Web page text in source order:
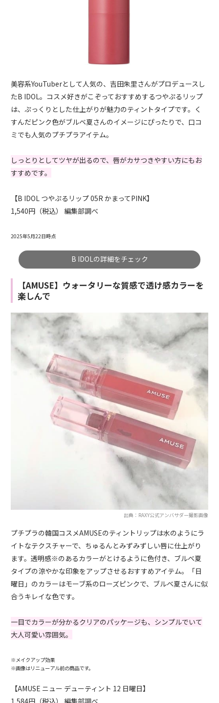
美容系YouTuberとして人気の、吉田朱里さんがプロデュースし
たB IDOL。コスメ好きがこぞっておすすめするつやぷるリップ
は、ぷっくりとした仕上がりが魅力のティントタイプです。く
すんだピンク色がブルベ夏さんのイメージにぴったりで、口コ
ミでも人気のプチプラアイテム。
しっとりとしてツヤが出るので、唇がカサつきやすい方にもお
すすめです。
【B IDOL つやぷるリップ 05R かまってPINK】
1,540円（税込） 編集部調べ
2025年5月22日時点
B IDOLの詳細をチェック
【AMUSE】ウォータリーな質感で透け感カラーを
楽しんで
出典：RAXY公式アンバサダー撮影画像
プチプラの韓国コスメAMUSEのティントリップは水のようにラ
イトなテクスチャーで、ちゅるんとみずみずしい唇に仕上がり
ます。透明感※のあるカラーがとけるように色付き、ブルベ夏
タイプの涼やかな印象をアップさせるおすすめアイテム。「日
曜日」のカラーはモーブ系のローズピンクで、ブルベ夏さんに似
合うキレイな色です。
一目でカラーが分かるクリアのパッケージも、シンプルでいて
大人可愛い雰囲気。
※メイクアップ効果
※画像はリニューアル前の商品です。
【AMUSE ニュー デューティント 12 日曜日】